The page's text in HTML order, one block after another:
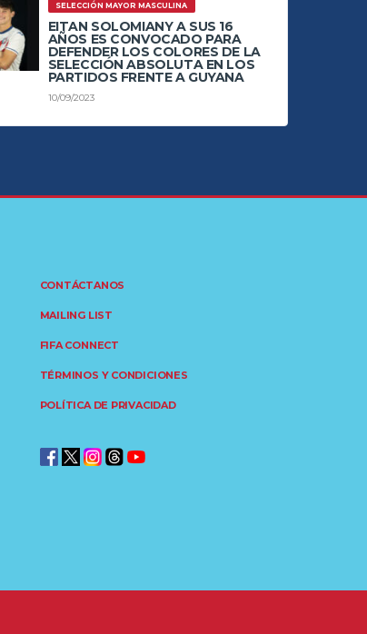
SELECCIÓN MAYOR MASCULINA
EITAN SOLOMIANY A SUS 16
AÑOS ES CONVOCADO PARA
DEFENDER LOS COLORES DE LA
SELECCIÓN ABSOLUTA EN LOS
PARTIDOS FRENTE A GUYANA
10/09/2023
CONTÁCTANOS
MAILING LIST
FIFA CONNECT
TÉRMINOS Y CONDICIONES
POLÍTICA DE PRIVACIDAD